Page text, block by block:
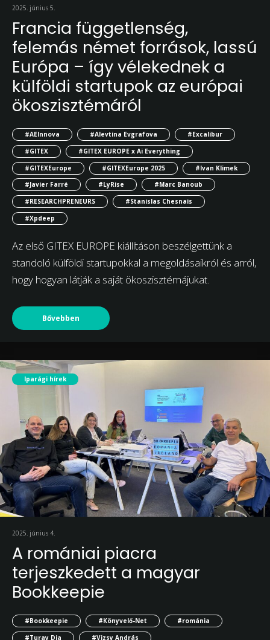
2025. június 5.
Francia függetlenség,
felemás német források, lassú
Európa – így vélekednek a
külföldi startupok az európai
ökoszisztémáról
#AEInnova #Alevtina Evgrafova
#Excalibur
#GITEX
#GITEX EUROPE x Ai Everything
#GITEXEurope
#GITEXEurope 2025
#Ivan Klimek
#Javier Farré
#LyRise
#Marc Banoub
#RESEARCHPRENEURS
#Stanislas Chesnais
#Xpdeep
Az első GITEX EUROPE kiállításon beszélgettünk a
standoló külföldi startupokkal a megoldásaikról és arról,
hogy hogyan látják a saját ökoszisztémájukat.
Bővebben
Iparági hírek
2025. június 4.
A romániai piacra
terjeszkedett a magyar
Bookkeepie
#Bookkeepie #Könyvelő-Net
#románia
#Turay Dia
#Vizsy András